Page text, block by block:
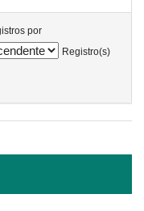
por
Registro(s)